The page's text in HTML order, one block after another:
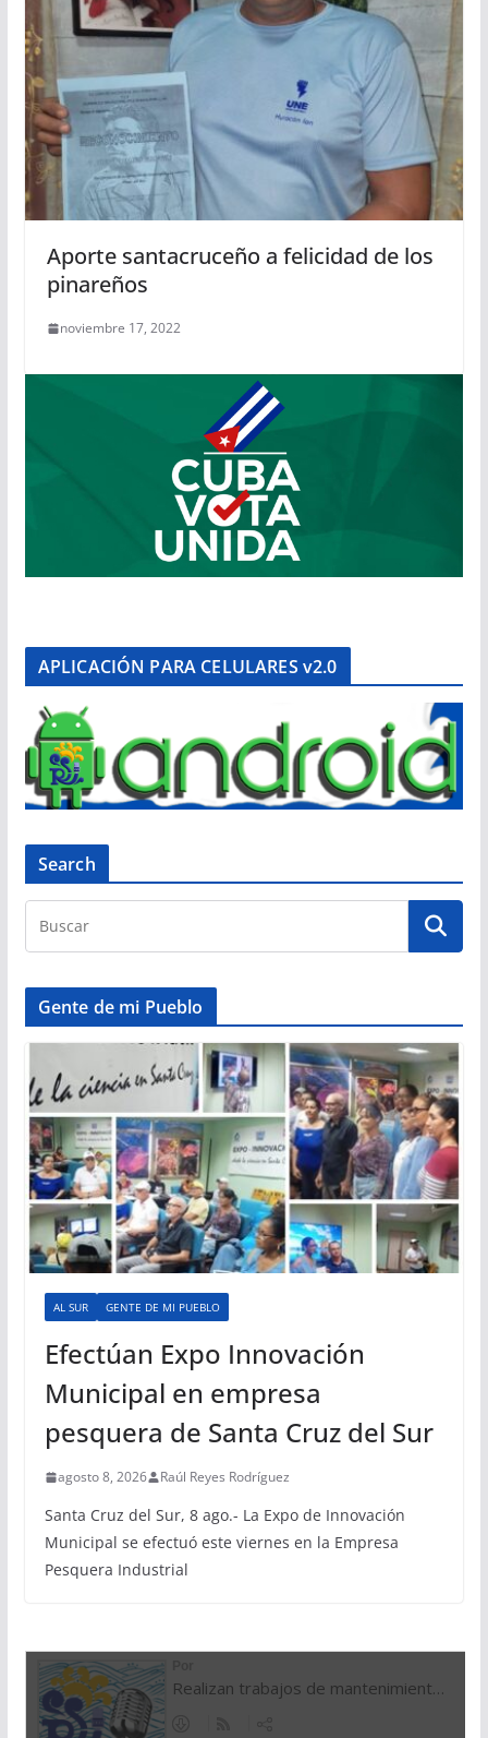
Aporte santacruceño a felicidad de los
pinareños
noviembre 17, 2022
APLICACIÓN PARA CELULARES v2.0
Search
Gente de mi Pueblo
AL SUR GENTE DE MI PUEBLO
Efectúan Expo Innovación
Municipal en empresa
pesquera de Santa Cruz del Sur
agosto 8, 2026 Raúl Reyes Rodríguez
Santa Cruz del Sur, 8 ago.- La Expo de Innovación
Municipal se efectuó este viernes en la Empresa
Pesquera Industrial